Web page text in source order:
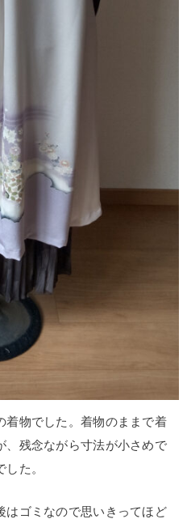
着物でした。着物のままで着
、残念ながら寸法が小さめで
た。
はゴミなので思いきってほど